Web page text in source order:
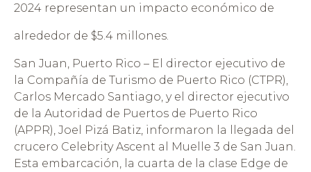
2024 representan un impacto económico de
alrededor de $5.4 millones.
San Juan, Puerto Rico – El director ejecutivo de
la Compañía de Turismo de Puerto Rico (CTPR),
Carlos Mercado Santiago, y el director ejecutivo
de la Autoridad de Puertos de Puerto Rico
(APPR), Joel Pizá Batiz, informaron la llegada del
crucero Celebrity Ascent al Muelle 3 de San Juan.
Esta embarcación, la cuarta de la clase Edge de